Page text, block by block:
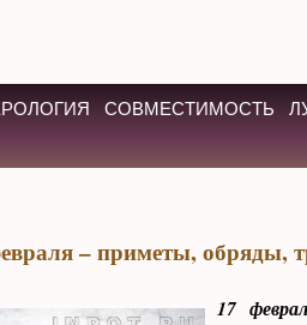
СОВМЕСТИМОСТЬ
– приметы, обряды,
17